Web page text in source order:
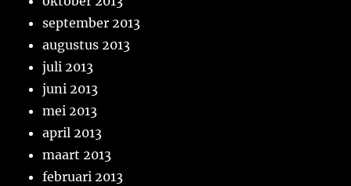
september 2013
augustus 2013
juli 2013
juni 2013
mei 2013
april 2013
maart 2013
februari 2013